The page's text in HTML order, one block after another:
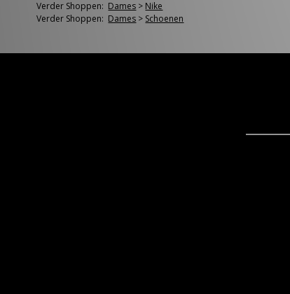
Verder Shoppen: Dames > Nike
Verder Shoppen: Dames > Schoenen